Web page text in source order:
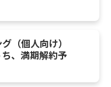
（個人向け）
、満期解約予